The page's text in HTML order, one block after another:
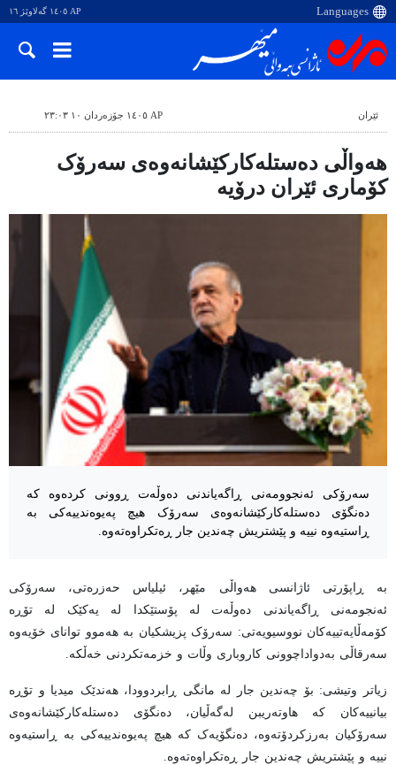
AP ١٤٠٥ گەلاوێژ ١٦
ئێران AP ١٤٠٥ جۆزەردان ١٠ ٢٣:٠٣
هەواڵی دەستلەکارکێشانەوەی سەرۆک
کۆماری ئێران درۆیە
سەرۆکی ئەنجوومەنی ڕاگەیاندنی دەوڵەت ڕوونی کردەوە کە
دەنگۆی دەستلەکارکێشانەوەی سەرۆک هیچ پەیوەندییەکی بە
ڕاستیەوە نییە و پێشتریش چەندین جار ڕەتکراوەتەوە.
بە ڕاپۆرتی ئاژانسی هەواڵی مێهر، ئیلیاس حەزرەتی، سەرۆکی
ئەنجومەنی ڕاگەیاندنی دەوڵەت لە پۆستێکدا لە یەکێک لە تۆڕە
کۆمەڵایەتییەکان نووسیویەتی: سەرۆک پزیشکیان بە هەموو توانای خۆیەوە
سەرقاڵی بەدواداچوونی کاروباری وڵات و خزمەتکردنی خەڵکە.
زیاتر وتیشی: بۆ چەندین جار لە مانگی ڕابردوودا، هەندێک میدیا و تۆڕە
بیانییەکان کە هاوتەریبن لەگەڵیان، دەنگۆی دەستلەکارکێشانەوەی
سەرۆکیان بەرزکردۆتەوە، دەنگۆیەک کە هیچ پەیوەندییەکی بە ڕاستیەوە
نییە و پێشتریش چەندین جار ڕەتکراوەتەوە.